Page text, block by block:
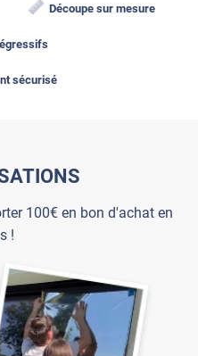
Découpe sur mesure
sécurisé
100€ en bon d'achat en
!